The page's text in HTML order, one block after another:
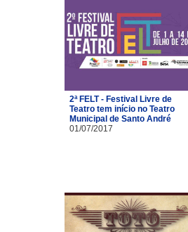
2ª FELT - Festival Livre de
Teatro tem início no Teatro
Municipal de Santo André
01/07/2017